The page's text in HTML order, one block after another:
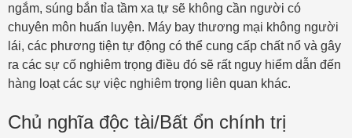
ngắm, súng bắn tỉa tầm xa tự sẽ không cần người có
chuyên môn huấn luyện. Máy bay thương mại không người
lái, các phương tiện tự động có thể cung cấp chất nổ và gây
ra các sự cố nghiêm trọng điều đó sẽ rất nguy hiểm dẫn đến
hàng loạt các sự việc nghiêm trọng liên quan khác.
Chủ nghĩa độc tài/Bất ổn chính trị